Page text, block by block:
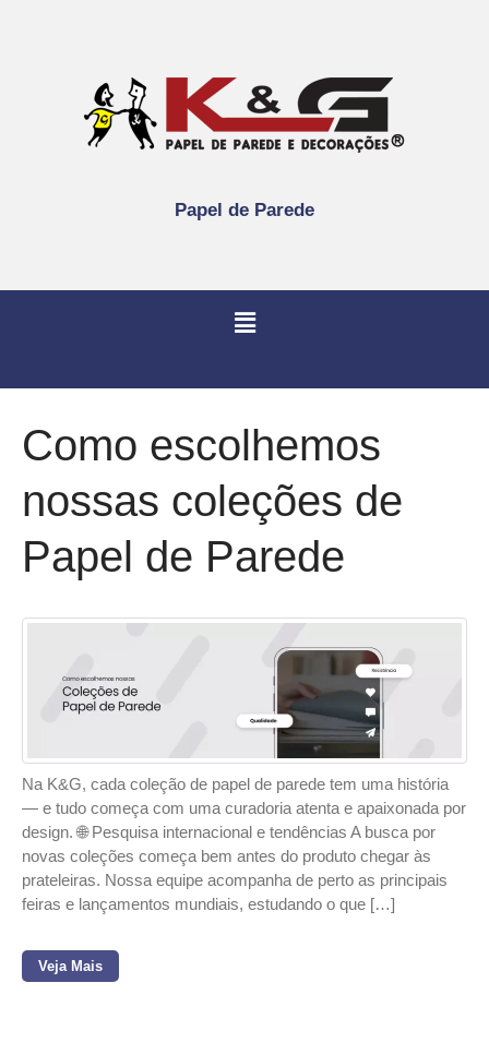
Papel de Parede
Como escolhemos
nossas coleções de
Papel de Parede
Na K&G, cada coleção de papel de parede tem uma história
— e tudo começa com uma curadoria atenta e apaixonada por
design. 🌐 Pesquisa internacional e tendências A busca por
novas coleções começa bem antes do produto chegar às
prateleiras. Nossa equipe acompanha de perto as principais
feiras e lançamentos mundiais, estudando o que […]
Veja Mais